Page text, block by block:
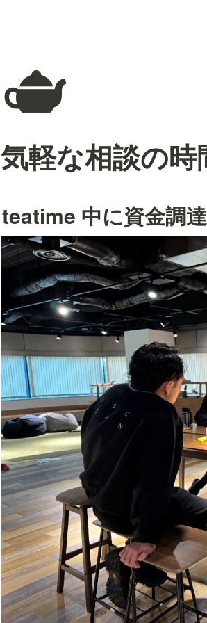
🫖
気軽な相談の時
teatime 中に資金調